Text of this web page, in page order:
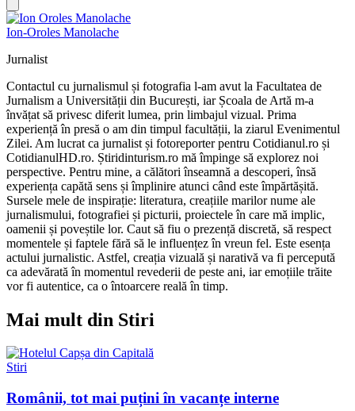
Ion-Oroles Manolache
Jurnalist
Contactul cu jurnalismul și fotografia l-am avut la Facultatea de
Jurnalism a Universității din București, iar Școala de Artă m-a
învățat să privesc diferit lumea, prin limbajul vizual. Prima
experiență în presă o am din timpul facultății, la ziarul Evenimentul
Zilei. Am lucrat ca jurnalist și fotoreporter pentru Cotidianul.ro și
CotidianulHD.ro. Știridinturism.ro mă împinge să explorez noi
perspective. Pentru mine, a călători înseamnă a descoperi, însă
experiența capătă sens și împlinire atunci când este împărtășită.
Sursele mele de inspirație: literatura, creațiile marilor nume ale
jurnalismului, fotografiei și picturii, proiectele în care mă implic,
oamenii și poveștile lor. Caut să fiu o prezență discretă, să respect
momentele și faptele fără să le influențez în vreun fel. Este esența
actului jurnalistic. Astfel, creația vizuală și narativă va fi percepută
ca adevărată în momentul revederii de peste ani, iar emoțiile trăite
vor fi autentice, ca o întoarcere reală în timp.
Mai mult din Stiri
Stiri
Românii, tot mai puțini în vacanțe interne